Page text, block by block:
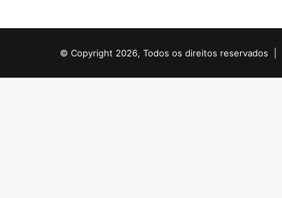
© Copyright 2026, Todos os direitos reservados |